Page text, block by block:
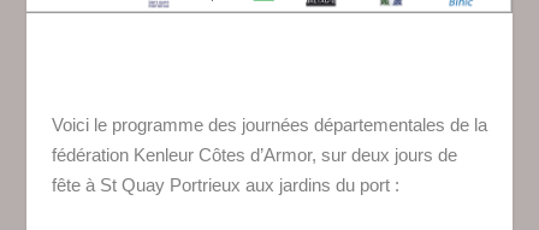
Voici le programme des journées départementales de la
fédération Kenleur Côtes d’Armor, sur deux jours de
fête à St Quay Portrieux aux jardins du port :